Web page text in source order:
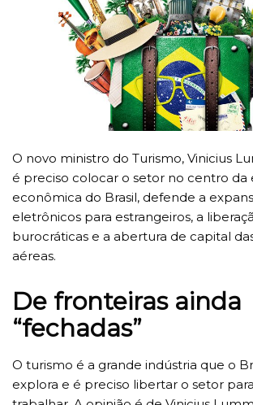
O novo ministro do Turismo, Vinicius
é preciso colocar o setor no centro da
econômica do Brasil, defende a
eletrônicos para estrangeiros, a
burocráticas e a abertura de capital
aéreas.
De fronteiras ainda
“fechadas”
O turismo é a grande indústria que o
explora e é preciso libertar o setor